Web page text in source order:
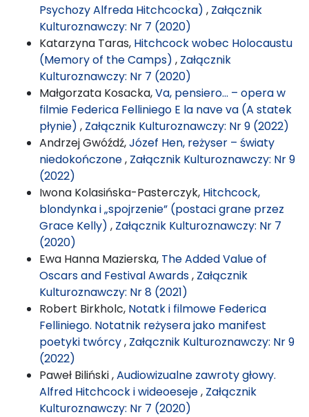
Psychozy Alfreda Hitchcocka) , Załącznik
Kulturoznawczy: Nr 7 (2020)
Katarzyna Taras, Hitchcock wobec Holocaustu
(Memory of the Camps) , Załącznik
Kulturoznawczy: Nr 7 (2020)
Małgorzata Kosacka,Va, pensiero… – opera w
filmie Federica Felliniego E la nave va (A statek
płynie) , Załącznik Kulturoznawczy: Nr 9 (2022)
Andrzej Gwóźdź,Józef Hen, reżyser – światy
niedokończone, Załącznik Kulturoznawczy: Nr 9
(2022)
Iwona Kolasińska-Pasterczyk, Hitchcock,
blondynka i „spojrzenie” (postaci grane przez
Grace Kelly) , Załącznik Kulturoznawczy: Nr 7
(2020)
Ewa Hanna Mazierska, The Added Value of
Oscars and Festival Awards, Załącznik
Kulturoznawczy: Nr 8 (2021)
Robert Birkholc, Notatk i filmowe Federica
Felliniego. Notatnik reżysera jako manifest
poetyki twórcy, Załącznik Kulturoznawczy: Nr 9
(2022)
Paweł Biliński ,Audiowizualne zawroty głowy.
Alfred Hitchcock i wideoeseje, Załącznik
Kulturoznawczy: Nr 7 (2020)